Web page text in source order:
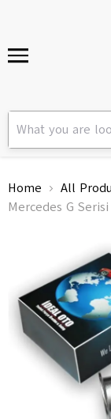
Home All
Mercedes G